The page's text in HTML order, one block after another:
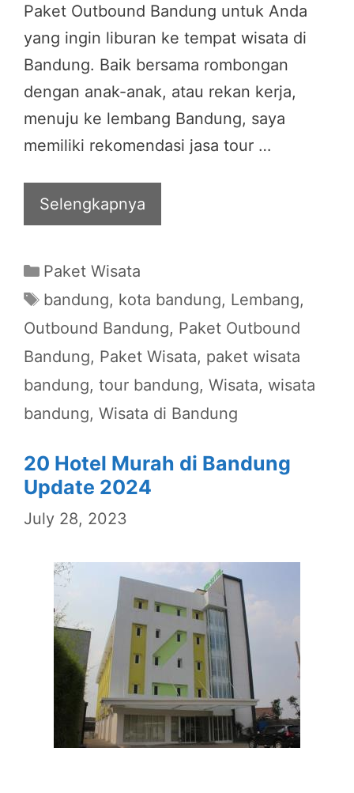
Paket Outbound Bandung untuk Anda
yang ingin liburan ke tempat wisata di
Bandung. Baik bersama rombongan
dengan anak-anak, atau rekan kerja,
menuju ke lembang Bandung, saya
memiliki rekomendasi jasa tour …
Selengkapnya
Categories
Paket Wisata
Tags
bandung, kota bandung, Lembang,
Outbound Bandung, Paket Outbound
Bandung, Paket Wisata, paket wisata
bandung, tour bandung, Wisata, wisata
bandung, Wisata di Bandung
20 Hotel Murah di Bandung
Update 2024
July 28, 2023